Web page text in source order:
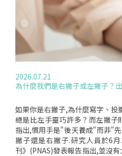
能影響結果.此外,最初的研究並
胖已知與低睪丸素高度相關
於學術經驗的推測,我認為這項跌
以用肥胖和代謝症候群來解釋."
論可能為時過早:"以肥胖和糖尿
來睪丸素確實有顯著下降,但我們
境因素是主要元兇尚不夠明朗,關
物.甚而氣候變遷的研究往往呈現
幫助維持肌肉量與骨骼密度,並
扮演核心角色.肥胖的負面影響:
香酶(Aromatase)化學反應,將
n),進而導致睪丸素進一步降低.
於坊間"睪丸素補充劑"的使用也
公克膳食纖維、128毫克鉀、10
接近英國國民保健署(NHS)建議
分之一.無論新鮮或罐頭鳳梨,每
一份；若選擇罐頭,建議挑選無添
非糖漿.150毫升無糖鳳梨汁也可
仍應適量飲用.RobHobson指出,
皮.它具有幫助消化及抗發炎的潛
冷凍,可保留大部分營養,也方便保
食用鳳梨果肉也比喝果汁能攝取
克僅約含1公克纖維,距離NHS建
梨還含有天然酚類化合物,具有
酵素的健康效益已受到許多研究
的回顧分析發現,鳳梨酵素有助
2026.07.21
為什麼我們是右撇子或左撇子？
如果你是右撇子,為什麼寫字、投
總是比左手靈巧許多？而左撇子
指出,慣用手是"後天養成"而非"
撇子還是右撇子.研究人員於6
刊》(PNAS)發表報告指出,並沒